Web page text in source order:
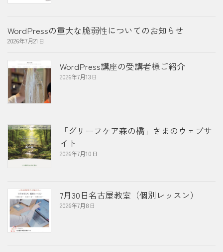
WordPressの重大な脆弱性についてのお知らせ
2026年7月21日
WordPress講座の受講者様ご紹介
2026年7月13日
「グリーフケア森の橋」さまのウェブサ
イト
2026年7月10日
7月30日名古屋教室（個別レッスン）
2026年7月8日